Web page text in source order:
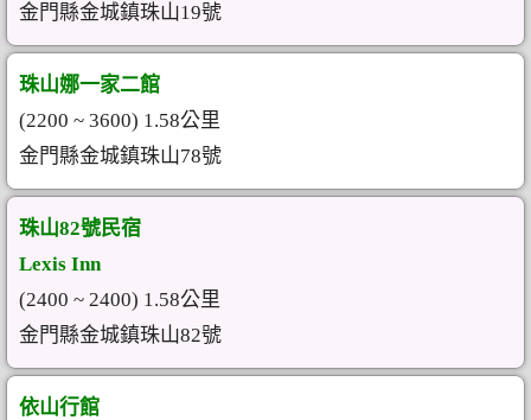
金門縣金城鎮珠山19號
珠山娜一家二館
(2200 ~ 3600) 1.58公里
金門縣金城鎮珠山78號
珠山82號民宿
Lexis Inn
(2400 ~ 2400) 1.58公里
金門縣金城鎮珠山82號
依山行館